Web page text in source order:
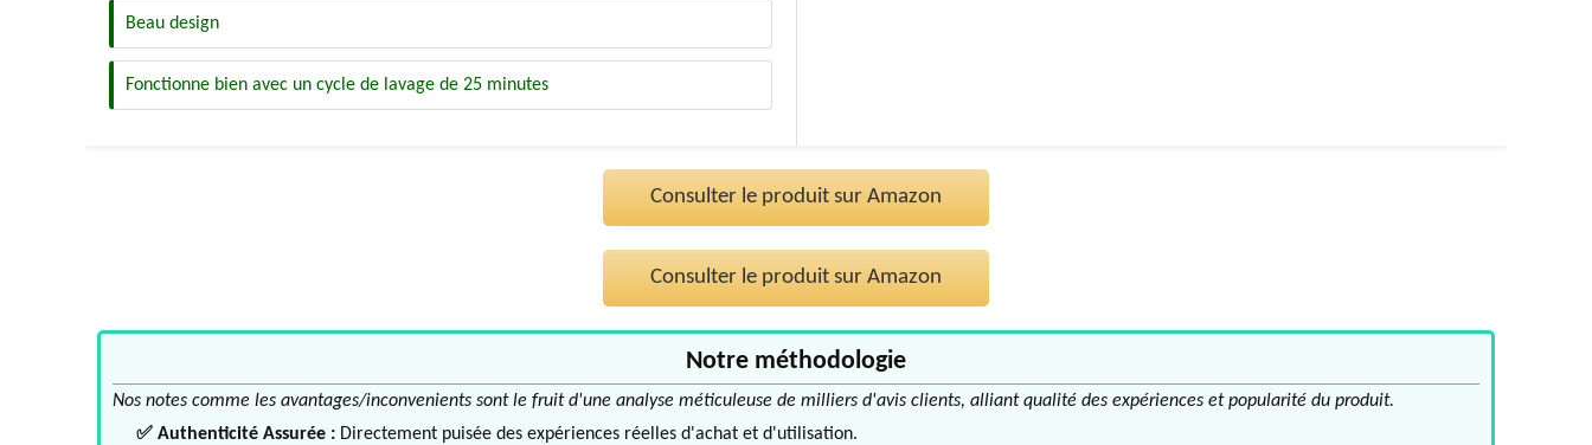
Beau design
Fonctionne bien avec un cycle de lavage de 25 minutes
Consulter le produit sur Amazon
Consulter le produit sur Amazon
Notre méthodologie
Nos notes comme les avantages/inconvenients sont le fruit d'une analyse méticuleuse de milliers d'avis clients, alliant qualité des expériences et popularité du produit.
✅ Authenticité Assurée : Directement puisée des expériences réelles d'achat et d'utilisation.